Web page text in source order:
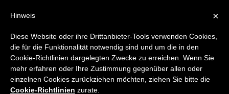
Home
×
Hinweis
Diese Website oder ihre Drittanbieter-Tools verwenden Cookies,
die für die Funktionalität notwendig sind und um die in den
Cookie-Richtlinien dargelegten Zwecke zu erreichen. Wenn Sie
mehr erfahren oder Ihre Zustimmung gegenüber allen oder
einzelnen Cookies zurückziehen möchten, ziehen Sie bitte die
Cookie-Richtlinien zurate.